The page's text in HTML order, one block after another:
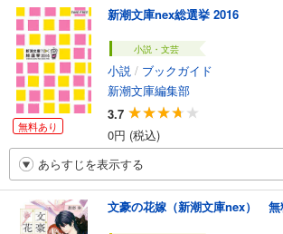
無料あり
新潮文庫nex総選挙 2016
小説・文芸
小説 / ブックガイド
新潮文庫編集部
3.7
0円 (税込)
あらすじを表示する
文豪の花嫁（新潮文庫nex） 無